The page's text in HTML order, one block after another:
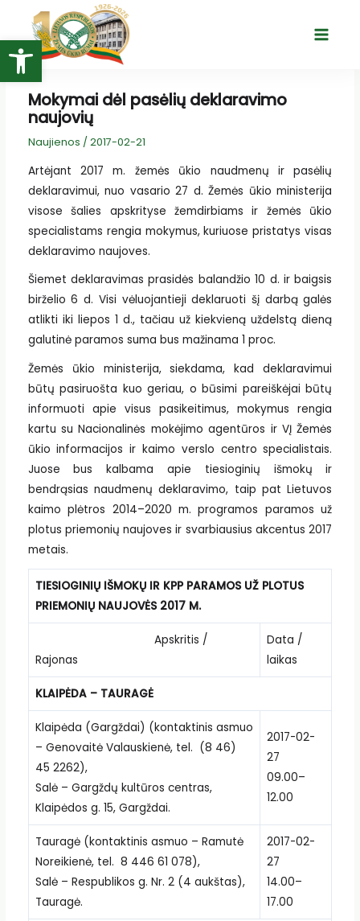
Open toolbar
turinio
Main
Mokymai dėl pasėlių deklaravimo
naujovių
Naujienos / 2017-02-21
Artėjant 2017 m. žemės ūkio naudmenų ir pasėlių
deklaravimui, nuo vasario 27 d. Žemės ūkio ministerija
visose šalies apskrityse žemdirbiams ir žemės ūkio
specialistams rengia mokymus, kuriuose pristatys visas
deklaravimo naujoves.
Šiemet deklaravimas prasidės balandžio 10 d. ir baigsis
birželio 6 d. Visi vėluojantieji deklaruoti šį darbą galės
atlikti iki liepos 1 d., tačiau už kiekvieną uždelstą dieną
galutinė paramos suma bus mažinama 1 proc.
Žemės ūkio ministerija, siekdama, kad deklaravimui
būtų pasiruošta kuo geriau, o būsimi pareiškėjai būtų
informuoti apie visus pasikeitimus, mokymus rengia
kartu su Nacionalinės mokėjimo agentūros ir VĮ Žemės
ūkio informacijos ir kaimo verslo centro specialistais.
Juose bus kalbama apie tiesioginių išmokų ir
bendrąsias naudmenų deklaravimo, taip pat Lietuvos
kaimo plėtros 2014–2020 m. programos paramos už
plotus priemonių naujoves ir svarbiausius akcentus 2017
metais.
TIESIOGINIŲ IŠMOKŲ IR KPP PARAMOS UŽ PLOTUS
PRIEMONIŲ NAUJOVĖS 2017 M.
Apskritis /
Rajonas
Data /
laikas
KLAIPĖDA – TAURAGĖ
Klaipėda (Gargždai) (kontaktinis asmuo
– Genovaitė Valauskienė, tel. (8 46)
45 2262),
Salė – Gargždų kultūros centras,
Klaipėdos g. 15, Gargždai.
2017-02-
27
09.00–
12.00
Tauragė (kontaktinis asmuo – Ramutė
Noreikienė, tel. 8 446 61 078),
Salė – Respublikos g. Nr. 2 (4 aukštas),
Tauragė.
2017-02-
27
14.00–
17.00